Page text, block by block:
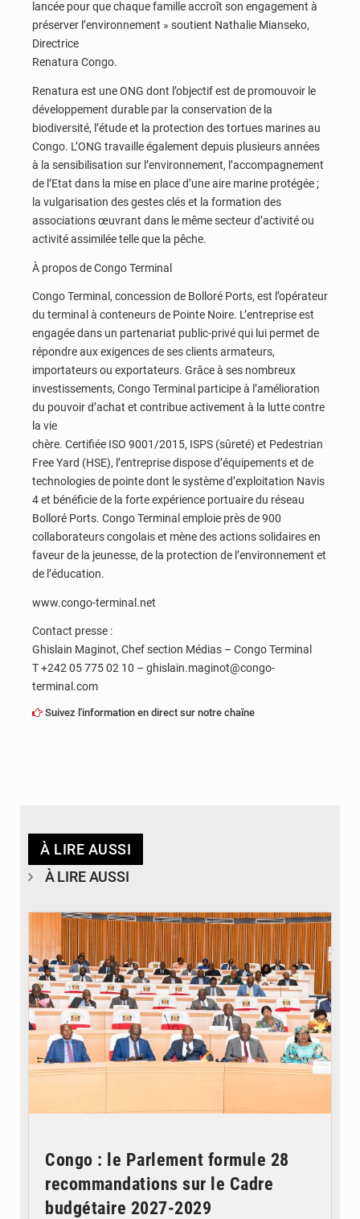
lancée pour que chaque famille accroît son engagement à
préserver l’environnement » soutient Nathalie Mianseko,
Directrice
Renatura Congo.
Renatura est une ONG dont l’objectif est de promouvoir le
développement durable par la conservation de la
biodiversité, l’étude et la protection des tortues marines au
Congo. L’ONG travaille également depuis plusieurs années
à la sensibilisation sur l’environnement, l’accompagnement
de l’Etat dans la mise en place d’une aire marine protégée ;
la vulgarisation des gestes clés et la formation des
associations œuvrant dans le même secteur d’activité ou
activité assimilée telle que la pêche.
À propos de Congo Terminal
Congo Terminal, concession de Bolloré Ports, est l’opérateur
du terminal à conteneurs de Pointe Noire. L’entreprise est
engagée dans un partenariat public-privé qui lui permet de
répondre aux exigences de ses clients armateurs,
importateurs ou exportateurs. Grâce à ses nombreux
investissements, Congo Terminal participe à l’amélioration
du pouvoir d’achat et contribue activement à la lutte contre
la vie
chère. Certifiée ISO 9001/2015, ISPS (sûreté) et Pedestrian
Free Yard (HSE), l’entreprise dispose d’équipements et de
technologies de pointe dont le système d’exploitation Navis
4 et bénéficie de la forte expérience portuaire du réseau
Bolloré Ports. Congo Terminal emploie près de 900
collaborateurs congolais et mène des actions solidaires en
faveur de la jeunesse, de la protection de l’environnement et
de l’éducation.
www.congo-terminal.net
Contact presse :
Ghislain Maginot, Chef section Médias – Congo Terminal
T +242 05 775 02 10 – ghislain.maginot@congo-
terminal.com
Suivez l'information en direct sur notre chaîne
À LIRE AUSSI
À LIRE AUSSI
Congo : le Parlement formule 28
recommandations sur le Cadre
budgétaire 2027-2029